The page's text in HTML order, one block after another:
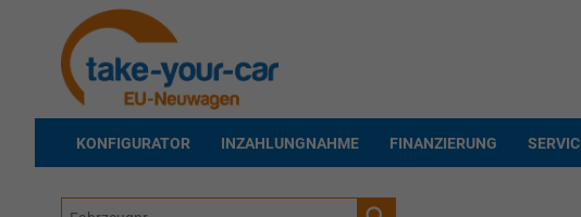
KONFIGURATOR INZAHLUNGNAHME FINANZIERUNG
Fahrzeugnr.